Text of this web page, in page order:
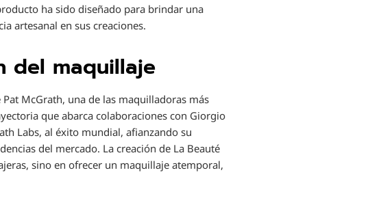
ha sido diseñado para brindar una
artesanal en sus creaciones.
del maquillaje
McGrath, una de las maquilladoras más
que abarca colaboraciones con Giorgio
Labs, al éxito mundial, afianzando su
del mercado. La creación de La Beauté
sino en ofrecer un maquillaje atemporal,